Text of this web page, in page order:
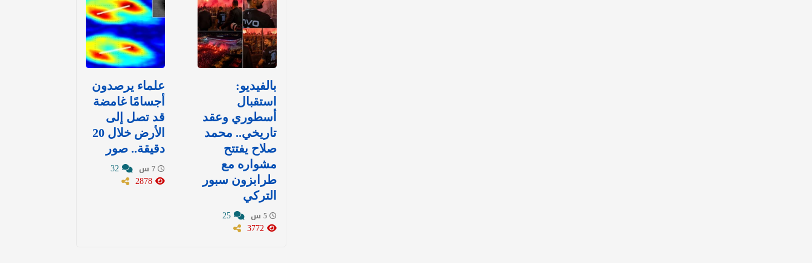
بالفيديو:
استقبال
أسطوري وعقد
تاريخي.. محمد
صلاح يفتتح
مشواره مع
طرابزون سبور
التركي
علماء يرصدون
أجسامًا غامضة
قد تصل إلى
الأرض خلال 20
دقيقة.. صور